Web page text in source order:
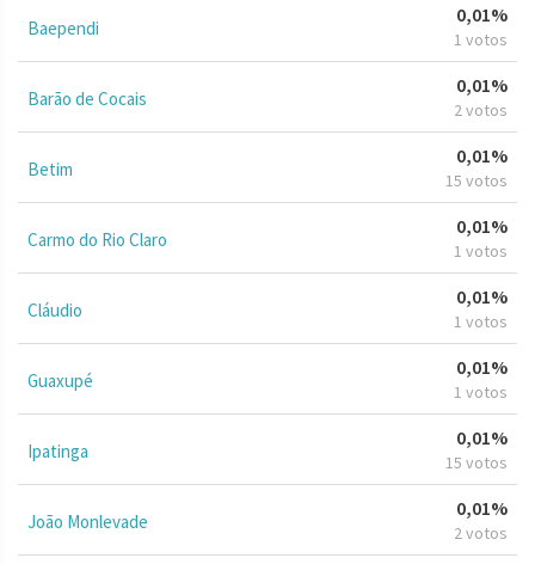
Baependi
0,01%
1 votos
Barão de Cocais
0,01%
2 votos
Betim
0,01%
15 votos
Carmo do Rio Claro
0,01%
1 votos
Cláudio
0,01%
1 votos
Guaxupé
0,01%
1 votos
Ipatinga
0,01%
15 votos
João Monlevade
0,01%
2 votos